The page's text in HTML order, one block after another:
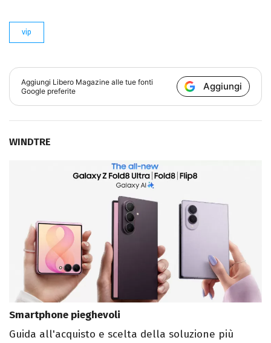
vip
Aggiungi Libero Magazine alle tue fonti
Google preferite
Aggiungi
WINDTRE
Smartphone pieghevoli
Guida all'acquisto e scelta della soluzione più